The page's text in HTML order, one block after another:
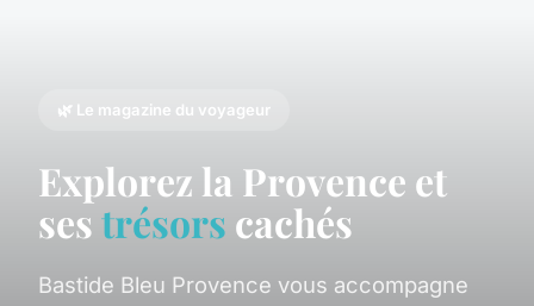
🌿 Le magazine du voyageur
Explorez la Provence et
sestrésors cachés
Bastide Bleu Provence vous accompagne